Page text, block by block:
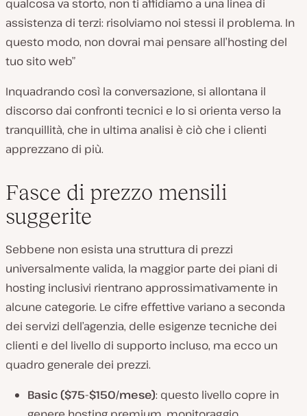
qualcosa va storto, non ti affidiamo a una linea di
assistenza di terzi: risolviamo noi stessi il problema. In
questo modo, non dovrai mai pensare all’hosting del
tuo sito web”
Inquadrando così la conversazione, si allontana il
discorso dai confronti tecnici e lo si orienta verso la
tranquillità, che in ultima analisi è ciò che i clienti
apprezzano di più.
Fasce di prezzo mensili
suggerite
Sebbene non esista una struttura di prezzi
universalmente valida, la maggior parte dei piani di
hosting inclusivi rientrano approssimativamente in
alcune categorie. Le cifre effettive variano a seconda
dei servizi dell’agenzia, delle esigenze tecniche dei
clienti e del livello di supporto incluso, ma ecco un
quadro generale dei prezzi.
Basic ($75-$150/mese): questo livello copre in